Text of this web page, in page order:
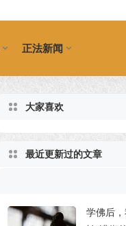
正法新闻
大家喜欢
最近更新过的文章
学佛后